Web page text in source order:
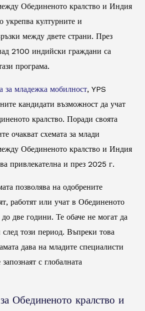
Обединеното кралство и Индия
укрепва културните и
между двете страни. През
2100 индийски граждани са
програма.
за младежка мобилност, YPS
кандидати възможност да учат
кралство. Поради своята
очакват схемата за млади
Обединеното кралство и Индия
привлекателна и през 2025 г.
позволява на одобрените
работят или учат в Обединеното
до две години. Те обаче не могат да
след този период. Въпреки това
дава на младите специалисти
с глобалната
Обединеното кралство и